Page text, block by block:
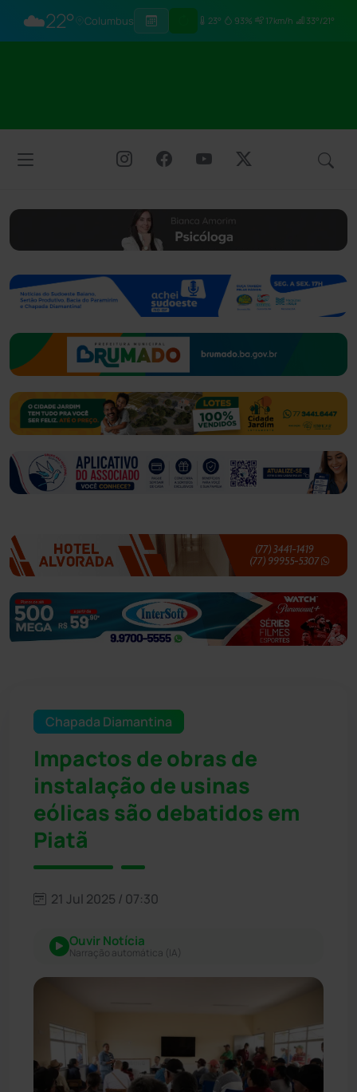
☁️22° Columbus 23° 93% 17km/h 33°/21°
Chapada Diamantina
Impactos de obras de
instalação de usinas
eólicas são debatidos em
Piatã
21 Jul 2025 / 07:30
Ouvir Notícia
Narração automática (IA)